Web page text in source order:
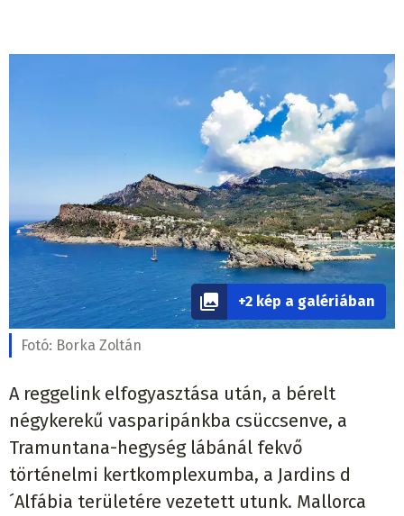
+2 kép a galériában
Fotó: Borka Zoltán
A reggelink elfogyasztása után, a bérelt
négykerekű vasparipánkba csüccsenve, a
Tramuntana-hegység lábánál fekvő
történelmi kertkomplexumba, a Jardins d
´Alfábia területére vezetett utunk. Mallorca